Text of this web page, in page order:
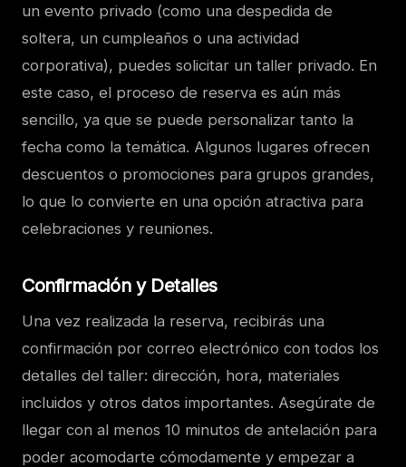
un evento privado (como una despedida de
soltera, un cumpleaños o una actividad
corporativa), puedes solicitar un taller privado. En
este caso, el proceso de reserva es aún más
sencillo, ya que se puede personalizar tanto la
fecha como la temática. Algunos lugares ofrecen
descuentos o promociones para grupos grandes,
lo que lo convierte en una opción atractiva para
celebraciones y reuniones.
Confirmación y Detalles
Una vez realizada la reserva, recibirás una
confirmación por correo electrónico con todos los
detalles del taller: dirección, hora, materiales
incluidos y otros datos importantes. Asegúrate de
llegar con al menos 10 minutos de antelación para
poder acomodarte cómodamente y empezar a